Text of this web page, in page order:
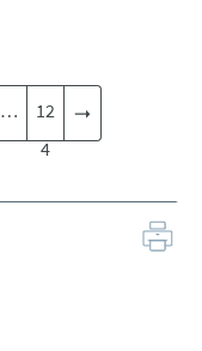
…
12
4